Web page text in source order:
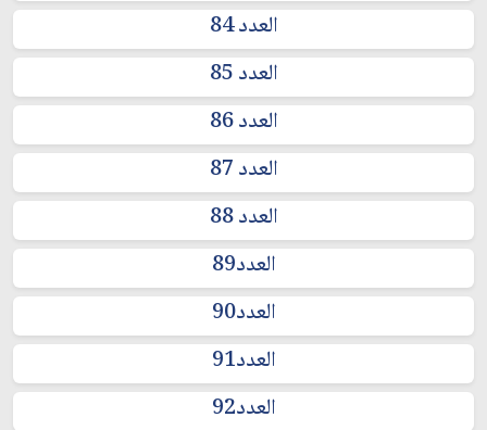
العدد 84
العدد 85
العدد 86
العدد 87
العدد 88
العدد89
العدد90
العدد91
العدد92